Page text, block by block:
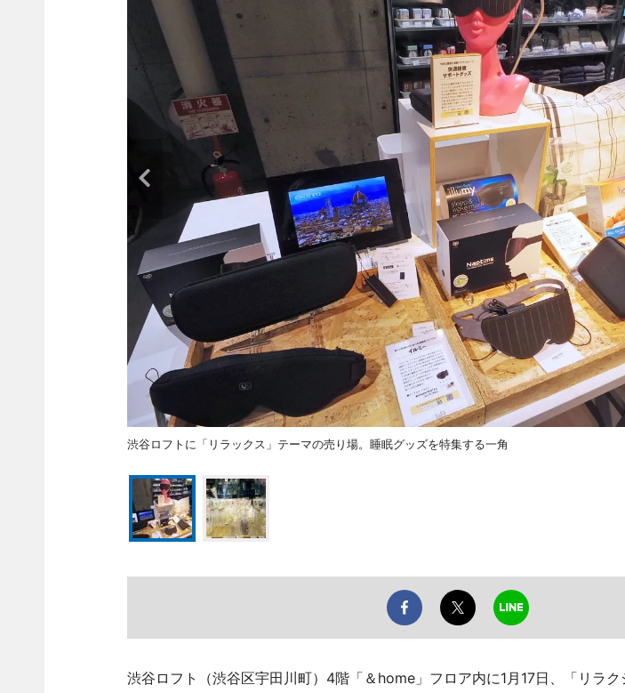
渋谷ロフトに「リラックス」テーマの売り場。睡眠グッズを特集する一角
渋谷ロフト（渋谷区宇田川町）4階「＆home」フロア内に1月17日、「リラ